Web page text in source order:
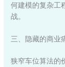
何建模的复杂工
战。
三、隐藏的商业
狭窄车位算法的